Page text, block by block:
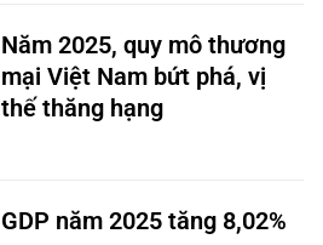
Năm 2025, quy mô thương
mại Việt Nam bứt phá, vị
thế thăng hạng
GDP năm 2025 tăng 8,02%